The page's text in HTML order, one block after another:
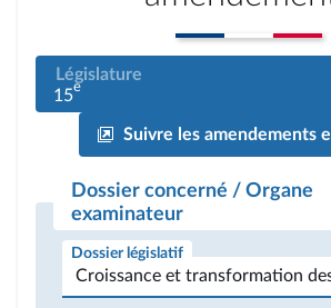
Législature
15e
Suivre les amendements
Dossier concerné / Organe
examinateur
Dossier législatif